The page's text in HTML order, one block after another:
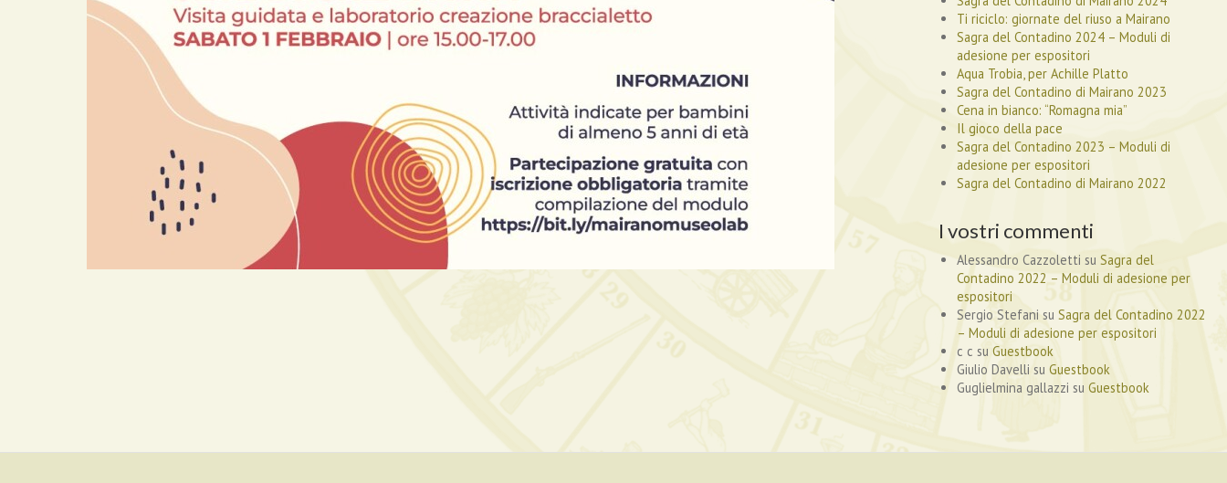
Ti riciclo: giornate del riuso a Mairano
Sagra del Contadino 2024 – Moduli di
adesione per espositori
Aqua Trobia, per Achille Platto
Sagra del Contadino di Mairano 2023
Cena in bianco: “Romagna mia”
Il gioco della pace
Sagra del Contadino 2023 – Moduli di
adesione per espositori
Sagra del Contadino di Mairano 2022
I vostri commenti
Alessandro Cazzoletti su Sagra del
Contadino 2022 – Moduli di adesione per
espositori
Sergio Stefani su Sagra del Contadino 2022
– Moduli di adesione per espositori
c c su Guestbook
Giulio Davelli su Guestbook
Guglielmina gallazzi su Guestbook